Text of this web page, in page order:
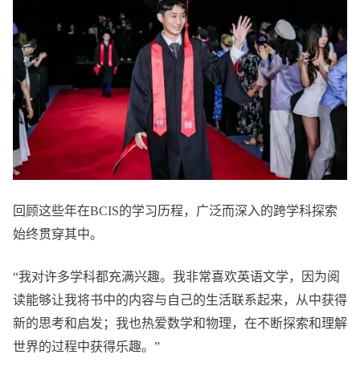
回顾这些年在BCIS的学习历程，广泛而深入的跨学科探索
始终贯穿其中。
“我对许多学科都充满兴趣。我非常喜欢英语文学，因为阅
读能够让我将书中的内容与自己的生活联系起来，从中获得
新的思考和启发；我也热爱数学和物理，在不断探索和理解
世界的过程中获得乐趣。”